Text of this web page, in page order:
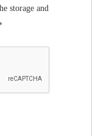
storage and